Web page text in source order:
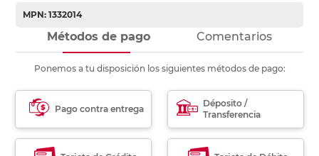
MPN: 1332014
Métodos de pago Comentarios
Ponemos a tu disposición los siguientes métodos de pago:
Pago contra entrega
Déposito /
Transferencia